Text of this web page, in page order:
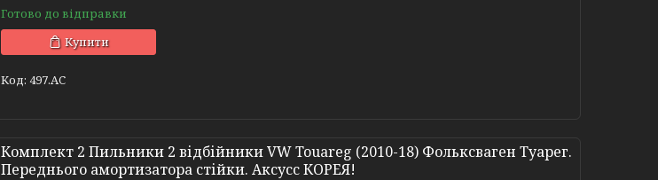
Готово до відправки
Купити
497.AC
Комплект 2 Пильники 2 відбійники VW Touareg (2010-18) Фольксваген Туарег.
Переднього амортизатора стійки. Аксусс КОРЕЯ!